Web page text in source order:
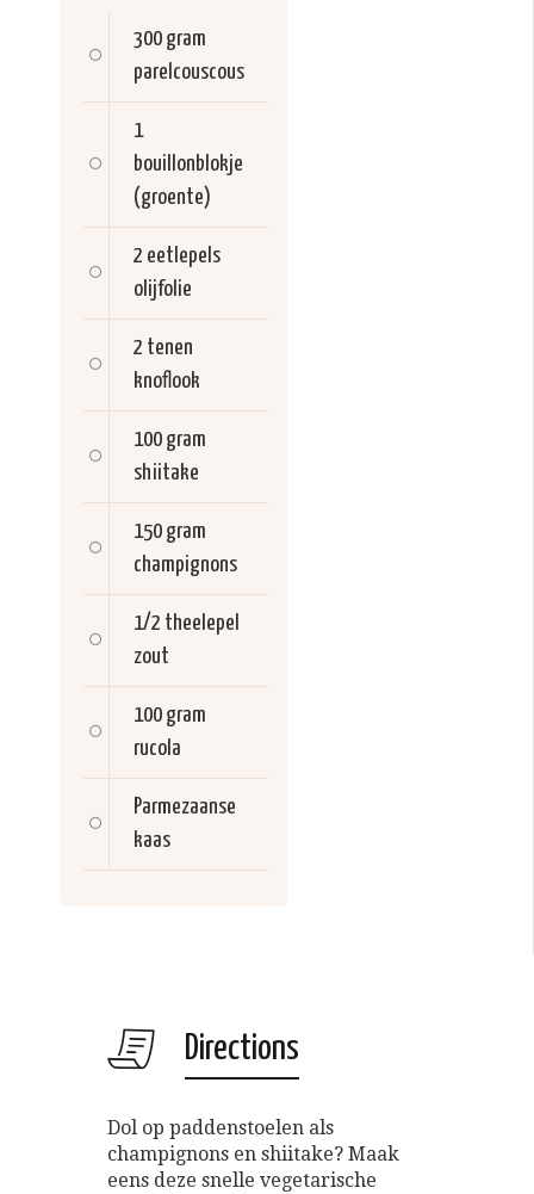
300 gram
parelcouscous
1
bouillonblokje
(groente)
2 eetlepels
olijfolie
2 tenen
knoflook
100 gram
shiitake
150 gram
champignons
1/2 theelepel
zout
100 gram
rucola
Parmezaanse
kaas
Directions
Dol op paddenstoelen als
champignons en shiitake? Maak
eens deze snelle vegetarische